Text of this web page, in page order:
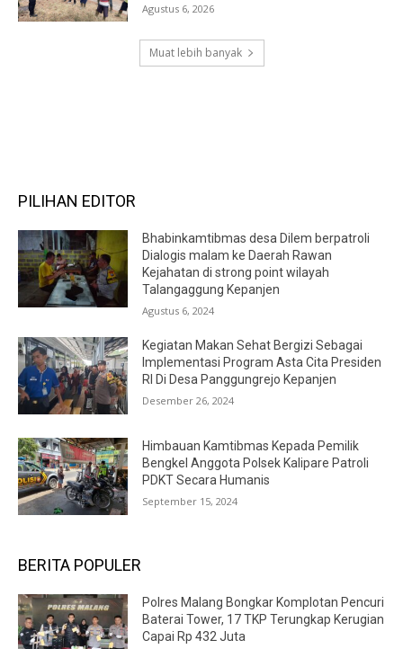
Agustus 6, 2026
Muat lebih banyak
PILIHAN EDITOR
Bhabinkamtibmas desa Dilem berpatroli
Dialogis malam ke Daerah Rawan
Kejahatan di strong point wilayah
Talangaggung Kepanjen
Agustus 6, 2024
Kegiatan Makan Sehat Bergizi Sebagai
Implementasi Program Asta Cita Presiden
RI Di Desa Panggungrejo Kepanjen
Desember 26, 2024
Himbauan Kamtibmas Kepada Pemilik
Bengkel Anggota Polsek Kalipare Patroli
PDKT Secara Humanis
September 15, 2024
BERITA POPULER
Polres Malang Bongkar Komplotan Pencuri
Baterai Tower, 17 TKP Terungkap Kerugian
Capai Rp 432 Juta